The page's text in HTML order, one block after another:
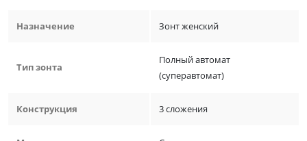
Назначение Зонт женский
Тип зонта
Полный автомат
(суперавтомат)
Конструкция 3 сложения